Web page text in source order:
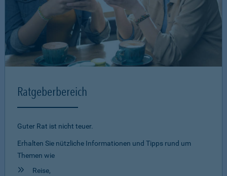
Ratgeberbereich
Guter Rat ist nicht teuer.
Erhalten Sie nützliche Informationen und Tipps rund um
Themen wie
Reise,